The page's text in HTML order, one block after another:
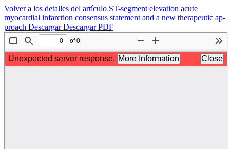
Volver a los detalles del artículo ST-segment elevation acute
myocardial infarction consensus statement and a new therapeutic ap-
proach DescargarDescargar PDF